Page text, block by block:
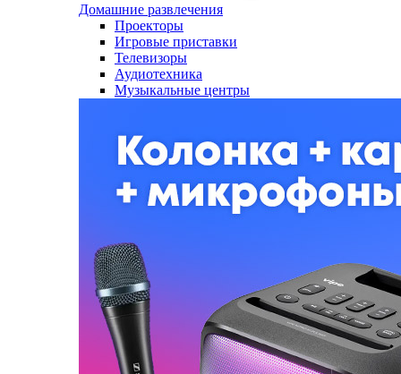
Домашние развлечения
Проекторы
Игровые приставки
Телевизоры
Аудиотехника
Музыкальные центры